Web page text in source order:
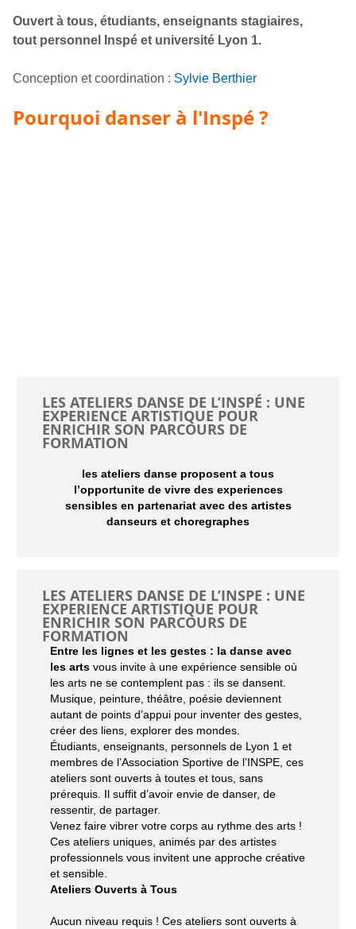
Ouvert à tous, étudiants, enseignants stagiaires,
tout personnel Inspé et université Lyon 1.
Conception et coordination : Sylvie Berthier
Pourquoi danser à l'Inspé ?
LES ATELIERS DANSE DE L’INSPÉ : UNE
EXPERIENCE ARTISTIQUE POUR
ENRICHIR SON PARCOURS DE
FORMATION
les ateliers danse proposent a tous
l’opportunite de vivre des experiences
sensibles en partenariat avec des artistes
danseurs et choregraphes
LES ATELIERS DANSE DE L’INSPE : UNE
EXPERIENCE ARTISTIQUE POUR
ENRICHIR SON PARCOURS DE
FORMATION
Entre les lignes et les gestes : la danse avec
les artsvous invite à une expérience sensible où
les arts ne se contemplent pas : ils se dansent.
Musique, peinture, théâtre, poésie deviennent
autant de points d’appui pour inventer des gestes,
créer des liens, explorer des mondes.
Étudiants, enseignants, personnels de Lyon 1 et
membres de l’Association Sportive de l’INSPE, ces
ateliers sont ouverts à toutes et tous, sans
prérequis. Il suffit d’avoir envie de danser, de
ressentir, de partager.
Venez faire vibrer votre corps au rythme des arts !
Ces ateliers uniques, animés par des artistes
professionnels vous invitent une approche créative
et sensible.
Ateliers Ouverts à Tous
Aucun niveau requis ! Ces ateliers sont ouverts à